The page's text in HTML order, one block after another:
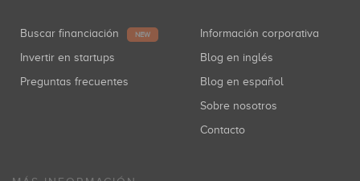
Buscar financiación NEW
Invertir en startups
Preguntas frecuentes
Información corporativa
Blog en inglés
Blog en español
Sobre nosotros
Contacto